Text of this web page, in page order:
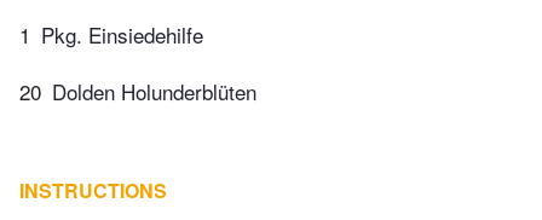
1 Pkg. Einsiedehilfe
20 Dolden Holunderblüten
INSTRUCTIONS